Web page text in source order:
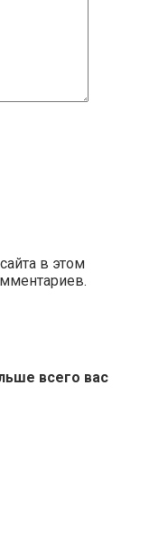
в этом
всего вас